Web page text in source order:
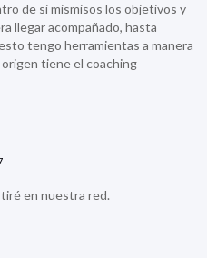
de si mismisos los objetivos y
llegar acompañado, hasta
tengo herramientas a manera
tiene el coaching
en nuestra red.